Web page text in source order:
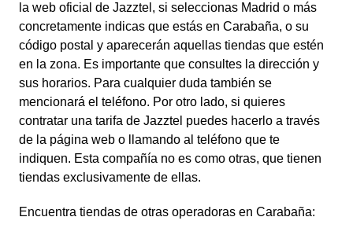
la web oficial de Jazztel, si seleccionas Madrid o más
concretamente indicas que estás en Carabaña, o su
código postal y aparecerán aquellas tiendas que estén
en la zona. Es importante que consultes la dirección y
sus horarios. Para cualquier duda también se
mencionará el teléfono. Por otro lado, si quieres
contratar una tarifa de Jazztel puedes hacerlo a través
de la página web o llamando al teléfono que te
indiquen. Esta compañía no es como otras, que tienen
tiendas exclusivamente de ellas.
Encuentra tiendas de otras operadoras en Carabaña: